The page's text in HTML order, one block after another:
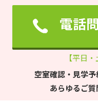
電話
【平日
空室確認・見学
あらゆるご質